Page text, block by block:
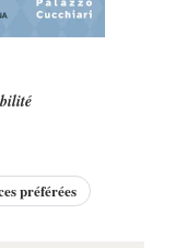
préférées